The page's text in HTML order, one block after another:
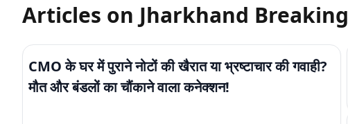
Articles on Jharkhand Breaking
CMO के घर में पुराने नोटों की खैरात या भ्रष्टाचार की गवाही?
मौत और बंडलों का चौंकाने वाला कनेक्शन!